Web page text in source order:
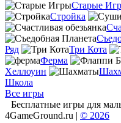
Старые
Стройка
Ряд
Три Кота
Ферма
Хеллоуин
Школа
Все игры
Бесплатные игры для
4GameGround.ru | © 2026